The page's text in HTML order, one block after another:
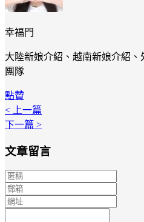
幸福門
大陸新娘介紹、越南新娘介紹
團隊
點贊
< 上一篇
下一篇 >
文章留言